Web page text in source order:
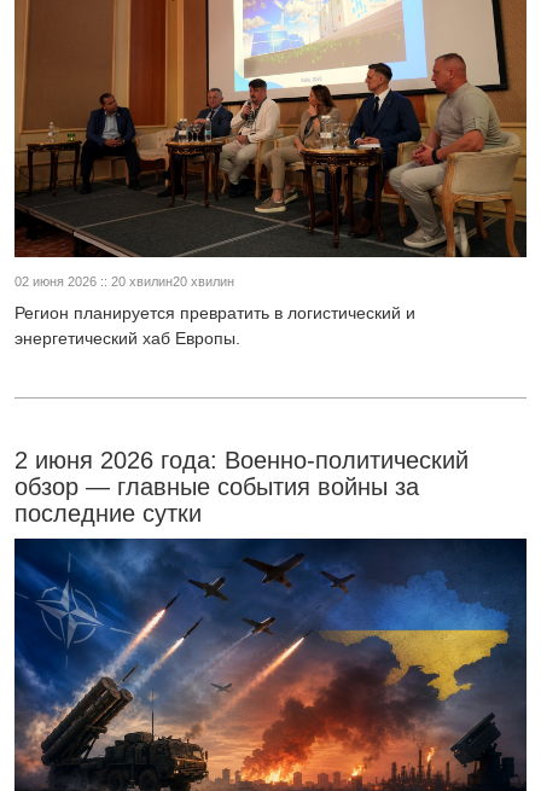
02 июня 2026 :: 20 хвилин20 хвилин
Регион планируется превратить в логистический и
энергетический хаб Европы.
2 июня 2026 года: Военно-политический
обзор — главные события войны за
последние сутки